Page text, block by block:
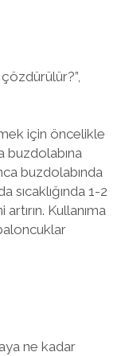
için öncelikle
buzdolabına
buzdolabında
sıcaklığında 1-2
Kullanıma
ne kadar